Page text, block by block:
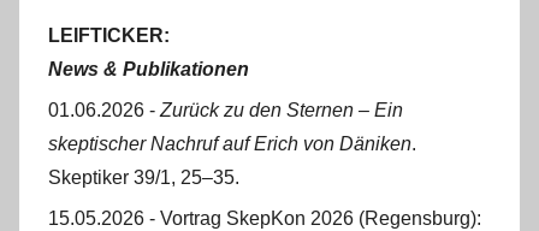
LEIFTICKER:
News & Publikationen
01.06.2026 - Zurück zu den Sternen ‒ Ein
skeptischer Nachruf auf Erich von Däniken.
Skeptiker 39/1, 25‒35.
15.05.2026 - Vortrag SkepKon 2026 (Regensburg):